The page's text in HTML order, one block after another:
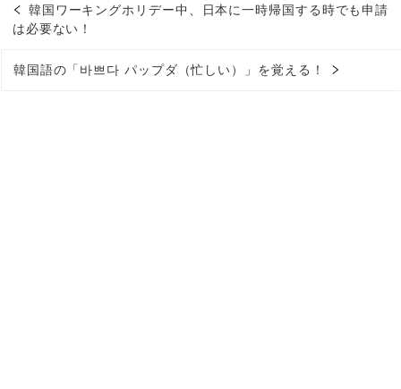
韓国ワーキングホリデー中、日本に一時帰国する時でも申請
は必要ない！
韓国語の「바쁘다 パップダ（忙しい）」を覚える！